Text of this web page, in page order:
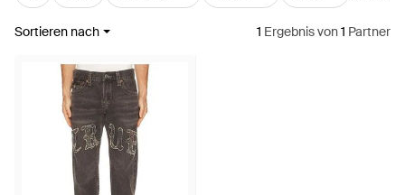
Sortieren nach 1 Ergebnisvon1 Partner